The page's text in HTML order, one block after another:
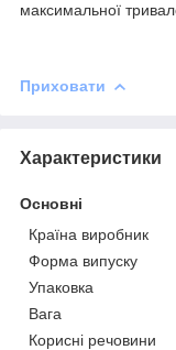
максимальної
Приховати
Характеристики
Основні
Країна виробник
Форма випуску
Упаковка
Вага
Корисні речовини